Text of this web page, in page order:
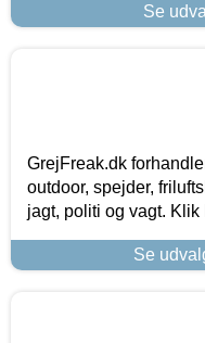
Se
GrejFreak.dk
outdoor, spejder,
jagt, politi og vagt. Klik
Se